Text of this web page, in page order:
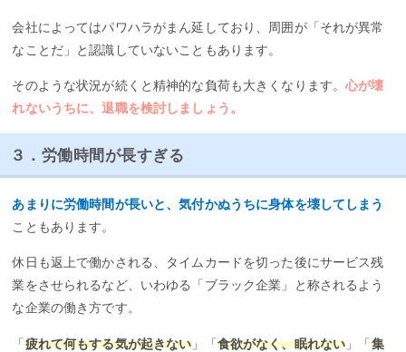
会社によってはパワハラがまん延しており、周囲が「それが異常
なことだ」と認識していないこともあります。
そのような状況が続くと精神的な負荷も大きくなります。心が壊
れないうちに、退職を検討しましょう。
３．労働時間が長すぎる
あまりに労働時間が長いと、気付かぬうちに身体を壊してしまう
こともあります。
休日も返上で働かされる、タイムカードを切った後にサービス残
業をさせられるなど、いわゆる「ブラック企業」と称されるよう
な企業の働き方です。
「 疲れて何もする気が起きない 」「 食欲がなく、眠れない 」「 集